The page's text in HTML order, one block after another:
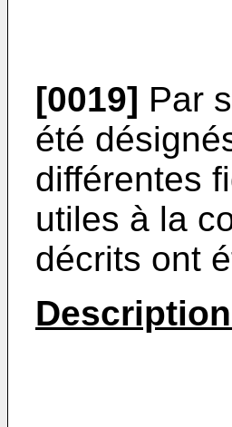
[0019] Par
été
différentes
utiles à la
décrits ont